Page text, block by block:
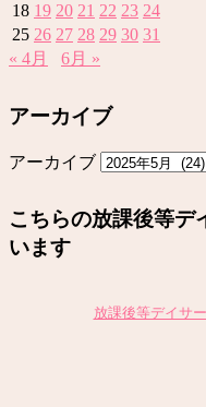
18 19 20 21 22 23 24
25 26 27 28 29 30 31
« 4月
6月 »
アーカイブ
アーカイブ
こちらの放課後等デ
います
放課後等デイサ